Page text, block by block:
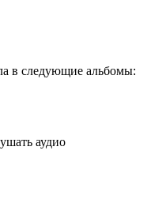
в следующие альбомы:
аудио